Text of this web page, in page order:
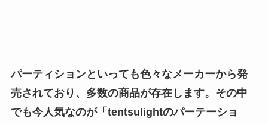
パーティションといっても色々なメーカーから発
売されており、多数の商品が存在します。その中
でも今人気なのが「tentsulightのパーテーショ